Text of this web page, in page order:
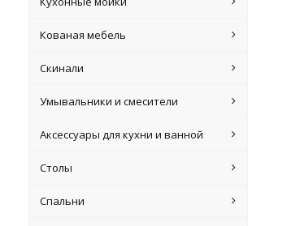
Кованая мебель
Скинали
Умывальники и смесители
Аксессуары для кухни и ванной
Столы
Спальни